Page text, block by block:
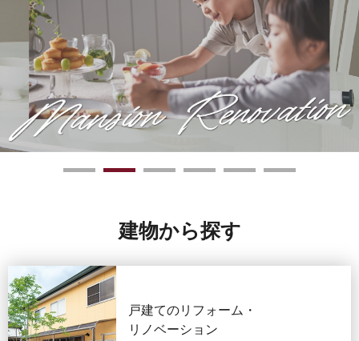
建物から探す
戸建てのリフォーム・
リノベーション